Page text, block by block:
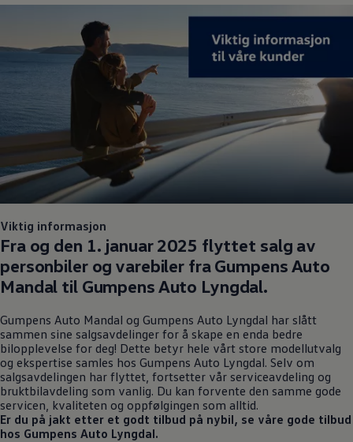
Viktig informasjon
Fra og den 1. januar 2025 flyttet salg av
personbiler og varebiler fra Gumpens Auto
Mandal til Gumpens Auto Lyngdal.
Gumpens Auto Mandal og Gumpens Auto Lyngdal har slått
sammen sine salgsavdelinger for å skape en enda bedre
bilopplevelse for deg! Dette betyr hele vårt store modellutvalg
og ekspertise samles hos Gumpens Auto Lyngdal. Selv om
salgsavdelingen har flyttet, fortsetter vår serviceavdeling og
bruktbilavdeling som vanlig. Du kan forvente den samme gode
servicen, kvaliteten og oppfølgingen som alltid.
Er du på jakt etter et godt tilbud på nybil, se våre gode tilbud
hos Gumpens Auto Lyngdal.